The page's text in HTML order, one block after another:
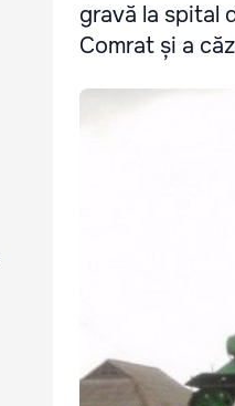
gravă la spital
Comrat și a